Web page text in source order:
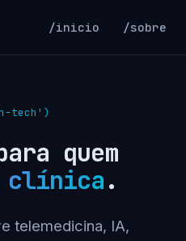
/inicio /sobre
tech')
quem
clínica.
telemedicina, IA,